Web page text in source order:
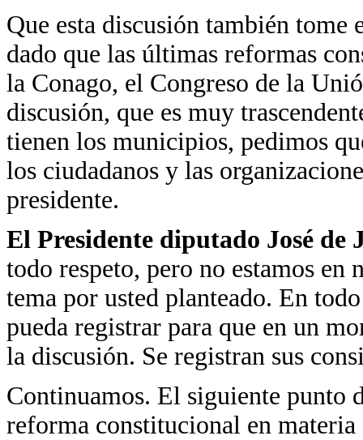
Que esta discusión también tome
dado que las últimas reformas
la Conago, el Congreso de la
discusión, que es muy
tienen los municipios, pedimos
los ciudadanos y las
presidente.
El Presidente diputado José
todo respeto, pero no estamos
tema por usted planteado. En
pueda registrar para que en un
la discusión. Se registran sus
Continuamos. El siguiente punto
reforma constitucional en